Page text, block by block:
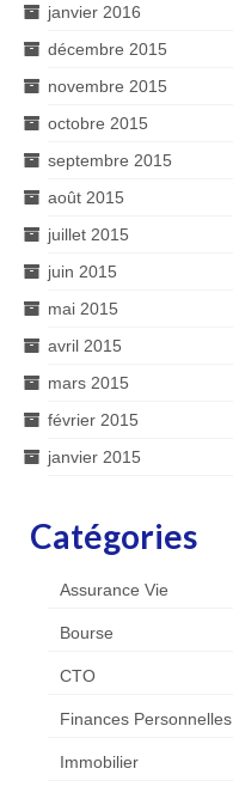
janvier 2016
décembre 2015
novembre 2015
octobre 2015
septembre 2015
août 2015
juillet 2015
juin 2015
mai 2015
avril 2015
mars 2015
février 2015
janvier 2015
Catégories
Assurance Vie
Bourse
CTO
Finances Personnelles
Immobilier